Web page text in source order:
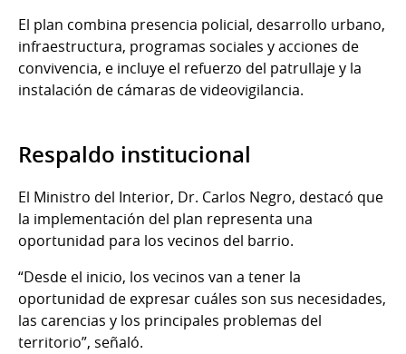
El plan combina presencia policial, desarrollo urbano,
infraestructura, programas sociales y acciones de
convivencia, e incluye el refuerzo del patrullaje y la
instalación de cámaras de videovigilancia.
Respaldo institucional
El Ministro del Interior, Dr. Carlos Negro, destacó que
la implementación del plan representa una
oportunidad para los vecinos del barrio.
“Desde el inicio, los vecinos van a tener la
oportunidad de expresar cuáles son sus necesidades,
las carencias y los principales problemas del
territorio”, señaló.